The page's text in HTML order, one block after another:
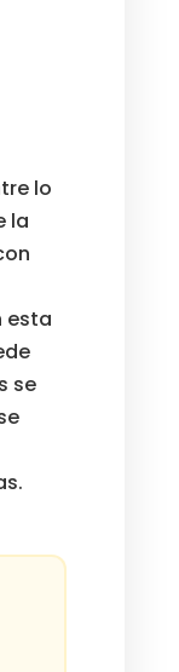
lo
la
esta
se